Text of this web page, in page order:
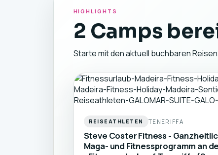
HIGHLIGHTS
2 Camps
Starte mit den aktuell buchbaren
REISEATHLETEN TENERIFFA
Steve Coster Fitness -
Maga- und Fitnessprogramm an